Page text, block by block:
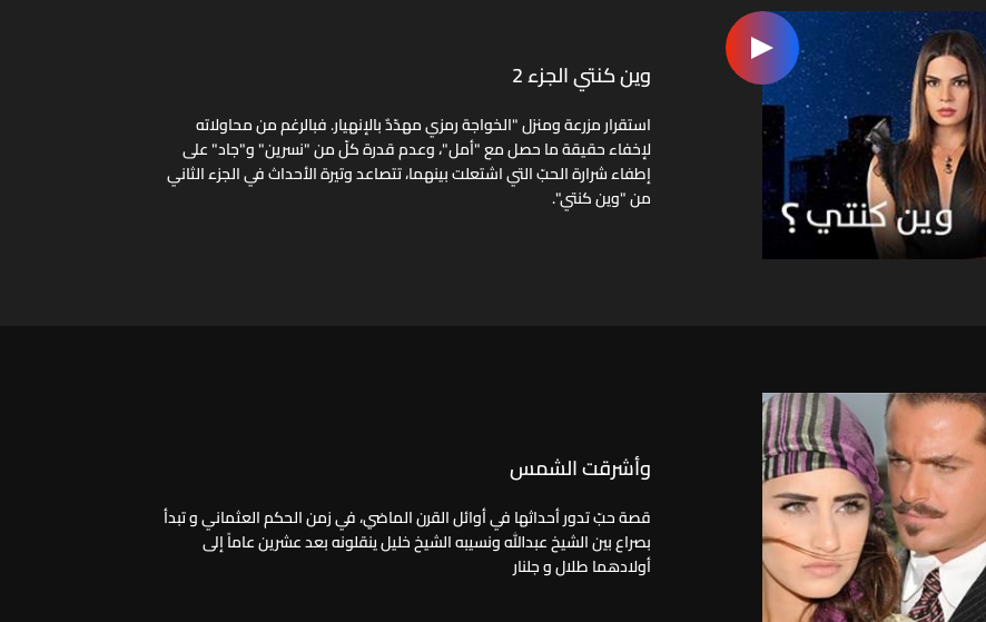
وين كنتي الجزء 2
استقرار مزرعة ومنزل "الخواجة رمزي مهدّدٌ بالإنهيار. فبالرغم من محاولاته
لإخفاء حقيقة ما حصل مع "أمل"، وعدم قدرة كلّ من "نسرين" و"جاد" على
إطفاء شرارة الحبّ التي اشتعلت بينهما، تتصاعد وتيرة الأحداث في الجزء الثاني
من "وين كنتي".
وأشرقت الشمس
قصة حبّ تدور أحداثها في أوائل القرن الماضي، في زمن الحكم العثماني و تبدأ
بصراع بين الشيخ عبدالله ونسيبه الشيخ خليل ينقلونه بعد عشرين عاماً إلى
أولادهما طلال و جلنار